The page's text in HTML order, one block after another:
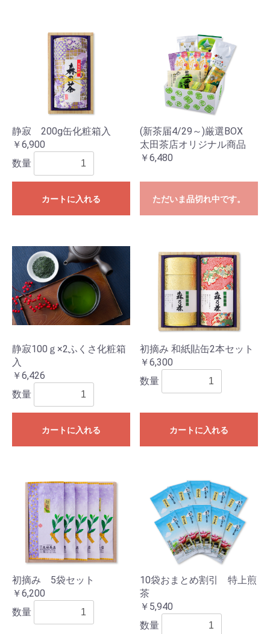
静寂 200g缶化粧箱入
￥6,900
数量
カートに入れる
(新茶届4/29～)厳選BOX
太田茶店オリジナル商品
￥6,480
ただいま品切れ中です。
静寂100ｇ×2ふくさ化粧箱
入
￥6,426
数量
カートに入れる
初摘み 和紙貼缶2本セット
￥6,300
数量
カートに入れる
初摘み 5袋セット
￥6,200
数量
10袋おまとめ割引 特上煎
茶
￥5,940
数量